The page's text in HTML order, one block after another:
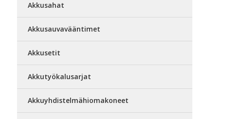
Akkusahat
Akkusauvavääntimet
Akkusetit
Akkutyökalusarjat
Akkuyhdistelmähiomakoneet